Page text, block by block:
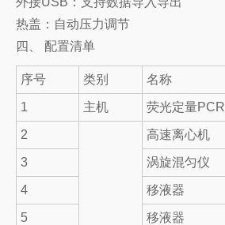
热盖：自动压力调节
四、 配置清单
序号 类别 名称
1 主机 荧光定量PCR
2 高速离心机
3 涡旋混匀仪
4 移液器
5 移液器